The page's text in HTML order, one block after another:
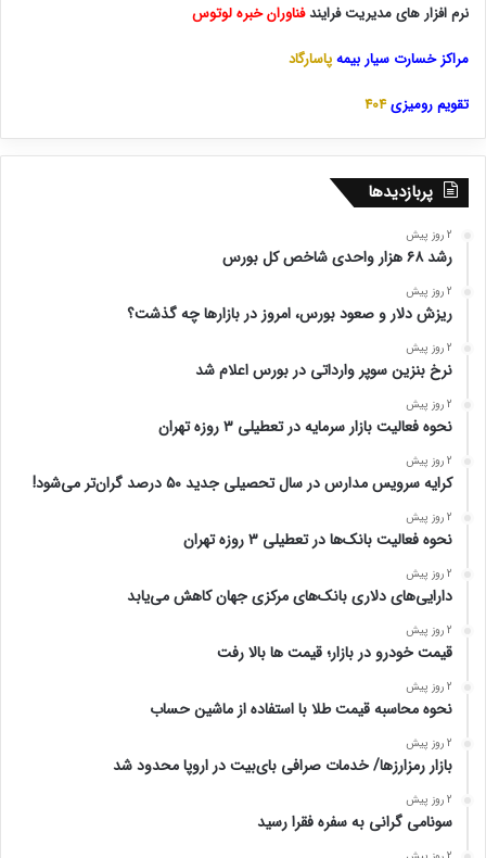
نرم افزار های مدیریت فرایندفناوران خبره لوتوس
مراکز خسارت سیار بیمهپاسارگاد
تقویم رومیزی404
پربازدیدها
2 روز پیش
رشد ۶۸ هزار واحدی شاخص کل بورس
2 روز پیش
ریزش دلار و صعود بورس، امروز در بازارها چه گذشت؟
2 روز پیش
نرخ بنزین سوپر وارداتی در بورس اعلام شد
2 روز پیش
نحوه فعالیت بازار سرمایه در تعطیلی ۳ روزه تهران
2 روز پیش
کرایه سرویس مدارس در سال تحصیلی جدید ۵۰ درصد گران‌تر می‌شود!
2 روز پیش
نحوه فعالیت بانک‌ها در تعطیلی ۳ روزه تهران
2 روز پیش
دارایی‌های دلاری بانک‌های مرکزی جهان کاهش می‌یابد
2 روز پیش
قیمت خودرو در بازار؛ قیمت ها بالا رفت
2 روز پیش
نحوه محاسبه قیمت طلا با استفاده از ماشین حساب
2 روز پیش
بازار رمزارزها/ خدمات صرافی بای‌بیت در اروپا محدود شد
2 روز پیش
سونامی گرانی به سفره فقرا رسید